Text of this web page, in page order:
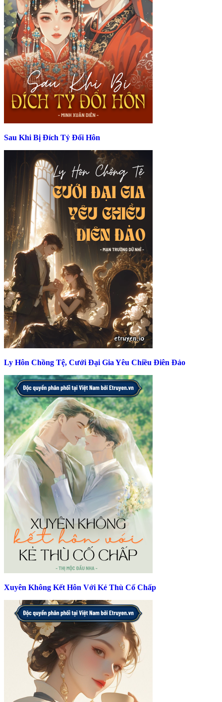
Sau Khi Bị Đích Tỷ Đổi Hôn
Ly Hôn Chồng Tệ, Cưới Đại Gia Yêu Chiều Điên Đảo
Xuyên Không Kết Hôn Với Kẻ Thù Cố Chấp